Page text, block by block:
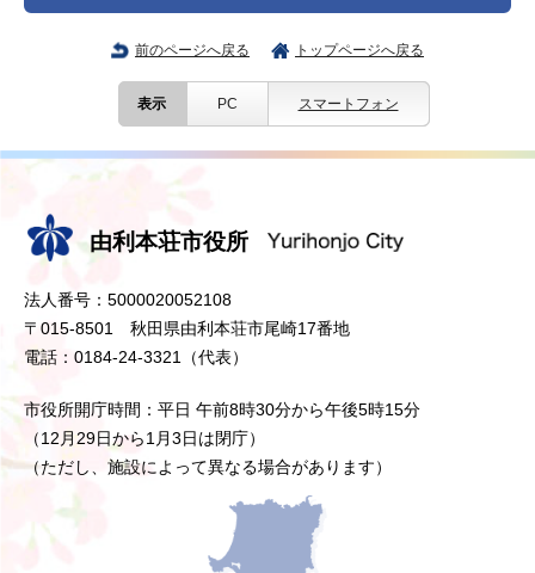
前のページへ戻る トップページへ戻る
表示 PC スマートフォン
由利本荘市役所
法人番号：5000020052108
〒015-8501 秋田県由利本荘市尾崎17番地
電話：0184-24-3321（代表）
市役所開庁時間：平日 午前8時30分から午後5時15分
（12月29日から1月3日は閉庁）
（ただし、施設によって異なる場合があります）